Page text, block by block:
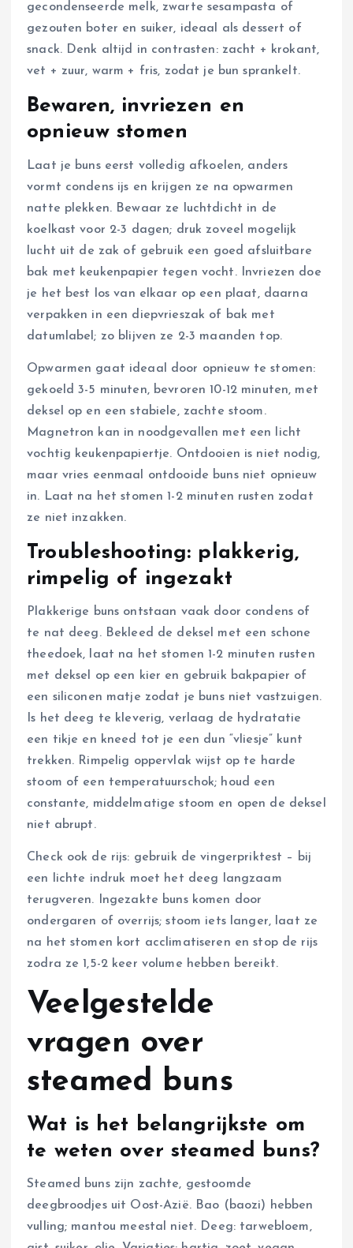
gecondenseerde melk, zwarte sesampasta of
gezouten boter en suiker, ideaal als dessert of
snack. Denk altijd in contrasten: zacht + krokant,
vet + zuur, warm + fris, zodat je bun sprankelt.
Bewaren, invriezen en
opnieuw stomen
Laat je buns eerst volledig afkoelen, anders
vormt condens ijs en krijgen ze na opwarmen
natte plekken. Bewaar ze luchtdicht in de
koelkast voor 2-3 dagen; druk zoveel mogelijk
lucht uit de zak of gebruik een goed afsluitbare
bak met keukenpapier tegen vocht. Invriezen doe
je het best los van elkaar op een plaat, daarna
verpakken in een diepvrieszak of bak met
datumlabel; zo blijven ze 2-3 maanden top.
Opwarmen gaat ideaal door opnieuw te stomen:
gekoeld 3-5 minuten, bevroren 10-12 minuten, met
deksel op en een stabiele, zachte stoom.
Magnetron kan in noodgevallen met een licht
vochtig keukenpapiertje. Ontdooien is niet nodig,
maar vries eenmaal ontdooide buns niet opnieuw
in. Laat na het stomen 1-2 minuten rusten zodat
ze niet inzakken.
Troubleshooting: plakkerig,
rimpelig of ingezakt
Plakkerige buns ontstaan vaak door condens of
te nat deeg. Bekleed de deksel met een schone
theedoek, laat na het stomen 1-2 minuten rusten
met deksel op een kier en gebruik bakpapier of
een siliconen matje zodat je buns niet vastzuigen.
Is het deeg te kleverig, verlaag de hydratatie
een tikje en kneed tot je een dun “vliesje” kunt
trekken. Rimpelig oppervlak wijst op te harde
stoom of een temperatuurschok; houd een
constante, middelmatige stoom en open de deksel
niet abrupt.
Check ook de rijs: gebruik de vingerpriktest – bij
een lichte indruk moet het deeg langzaam
terugveren. Ingezakte buns komen door
ondergaren of overrijs; stoom iets langer, laat ze
na het stomen kort acclimatiseren en stop de rijs
zodra ze 1,5-2 keer volume hebben bereikt.
Veelgestelde
vragen over
steamed buns
Wat is het belangrijkste om
te weten over steamed buns?
Steamed buns zijn zachte, gestoomde
deegbroodjes uit Oost-Azië. Bao (baozi) hebben
vulling; mantou meestal niet. Deeg: tarwebloem,